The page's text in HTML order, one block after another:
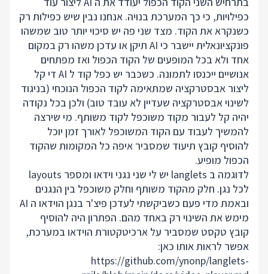
כפילויות, כי כך המערכת בנויה. אנחנו נבין שיש כפילות רק
כשנקרא את הקוד. מצד שני פה יש סיכוי יותר טוב שמשהו
פונקציונאלית יישבר כי AI תיקן או עדכן משהו רק במקום
אחד ולא בכל המופעים של הקוד הכפול ואז מפתחים
אנושיים ייכנסו לתמונה. כשכבר יש כפל קוד ל AI די קל
ליצור אבסטרקציה שמתאימה לקוד הכפול הנוכחי (בניגוד
לשינוי אבסטרקציה שעדיין לא עובד טוב) ולכן בכל נקודה
יהיה קל לעבור מקוד משוכפל לקוד משותף. מי שירצה
להמשיך לעבוד עם הקוד המשוכפל לאורך זמן יוכל
להוסיף קובץ תיעוד שמסביר איפה כל המקומות שהקוד
הכפול מופיע.
לדוגמה ב langlets יש לי שני נגני וידאו ומספר layouts
לכל נגן. חלק מהקוד משותף וחלק משוכפל בין הנגנים
ובאמת מדי פעם כשביקשתי לעדכן פיצ'ר בנגן הוידאו ה AI
מימש את השינוי רק באחד מהם. הפתרון היה להוסיף
קובץ טקסט שמסביר על ארכיטקטורת הוידאו במערכת,
אפשר לראות אותו כאן:
https://github.com/ynonp/langlets-